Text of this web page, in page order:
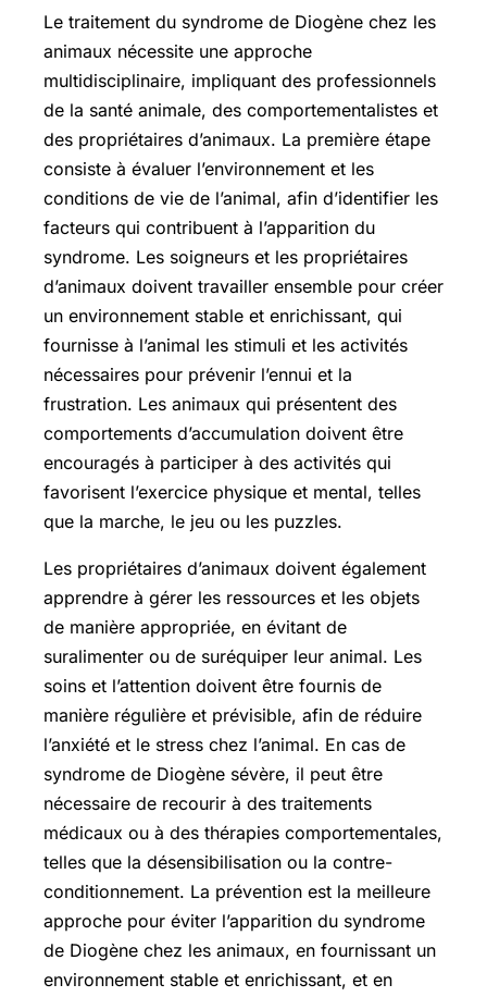
Le traitement du syndrome de Diogène chez les
animaux nécessite une approche
multidisciplinaire, impliquant des professionnels
de la santé animale, des comportementalistes et
des propriétaires d’animaux. La première étape
consiste à évaluer l’environnement et les
conditions de vie de l’animal, afin d’identifier les
facteurs qui contribuent à l’apparition du
syndrome. Les soigneurs et les propriétaires
d’animaux doivent travailler ensemble pour créer
un environnement stable et enrichissant, qui
fournisse à l’animal les stimuli et les activités
nécessaires pour prévenir l’ennui et la
frustration. Les animaux qui présentent des
comportements d’accumulation doivent être
encouragés à participer à des activités qui
favorisent l’exercice physique et mental, telles
que la marche, le jeu ou les puzzles.
Les propriétaires d’animaux doivent également
apprendre à gérer les ressources et les objets
de manière appropriée, en évitant de
suralimenter ou de suréquiper leur animal. Les
soins et l’attention doivent être fournis de
manière régulière et prévisible, afin de réduire
l’anxiété et le stress chez l’animal. En cas de
syndrome de Diogène sévère, il peut être
nécessaire de recourir à des traitements
médicaux ou à des thérapies comportementales,
telles que la désensibilisation ou la contre-
conditionnement. La prévention est la meilleure
approche pour éviter l’apparition du syndrome
de Diogène chez les animaux, en fournissant un
environnement stable et enrichissant, et en